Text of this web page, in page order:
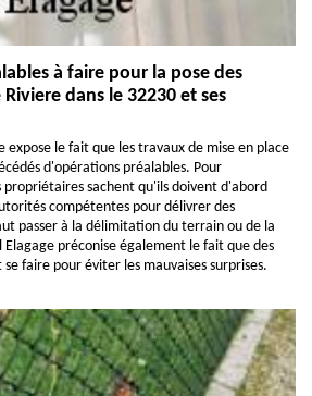
à faire pour la pose des
dans le 32230 et ses
expose le fait que les travaux de mise en place
d'opérations préalables. Pour
sachent qu'ils doivent d'abord
compétentes pour délivrer des
passer à la délimitation du terrain ou de la
préconise également le fait que des
se faire pour éviter les mauvaises surprises.